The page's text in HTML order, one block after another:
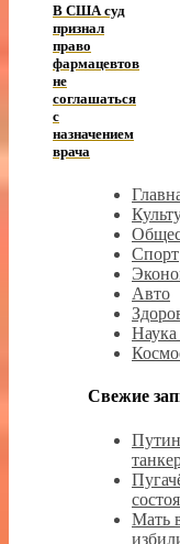
В США суд
признал
право
фармацевтов
не
соглашаться
с
назначением
врача
Спорт
Авто
Наука
Свежие
Мать